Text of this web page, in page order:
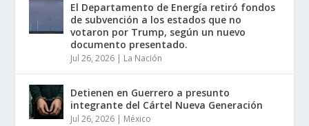
El Departamento de Energía retiró fondos
de subvención a los estados que no
votaron por Trump, según un nuevo
documento presentado.
Jul 26, 2026 | La Nación
Detienen en Guerrero a presunto
integrante del Cártel Nueva Generación
Jul 26, 2026 | México